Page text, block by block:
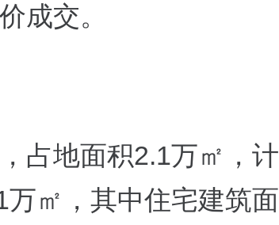
成交。
占地面积2.1万㎡，计
㎡，其中住宅建筑面